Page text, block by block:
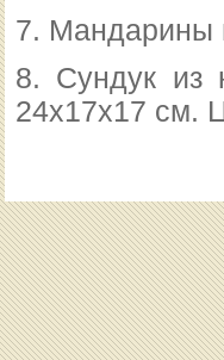
7. Мандарины
8. Сундук из
24х17х17 см.